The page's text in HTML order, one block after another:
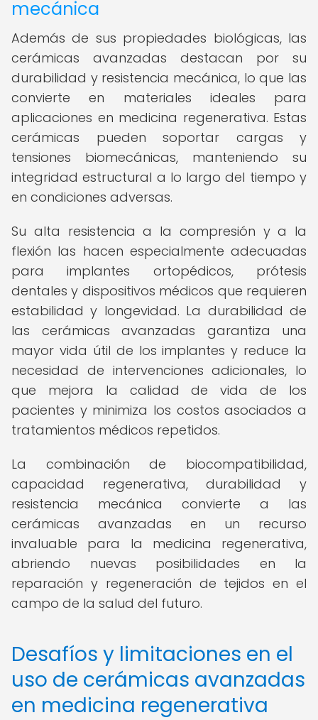
mecánica
Además de sus propiedades biológicas, las
cerámicas avanzadas destacan por su
durabilidad y resistencia mecánica, lo que las
convierte en materiales ideales para
aplicaciones en medicina regenerativa. Estas
cerámicas pueden soportar cargas y
tensiones biomecánicas, manteniendo su
integridad estructural a lo largo del tiempo y
en condiciones adversas.
Su alta resistencia a la compresión y a la
flexión las hacen especialmente adecuadas
para implantes ortopédicos, prótesis
dentales y dispositivos médicos que requieren
estabilidad y longevidad. La durabilidad de
las cerámicas avanzadas garantiza una
mayor vida útil de los implantes y reduce la
necesidad de intervenciones adicionales, lo
que mejora la calidad de vida de los
pacientes y minimiza los costos asociados a
tratamientos médicos repetidos.
La combinación de biocompatibilidad,
capacidad regenerativa, durabilidad y
resistencia mecánica convierte a las
cerámicas avanzadas en un recurso
invaluable para la medicina regenerativa,
abriendo nuevas posibilidades en la
reparación y regeneración de tejidos en el
campo de la salud del futuro.
Desafíos y limitaciones en el
uso de cerámicas avanzadas
en medicina regenerativa